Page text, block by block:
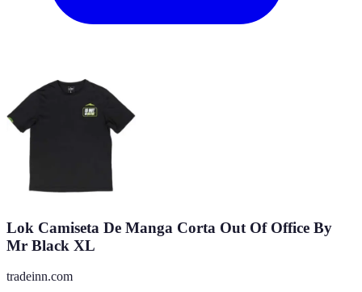
Lok Camiseta De Manga Corta Out Of Office By
Mr Black XL
tradeinn.com